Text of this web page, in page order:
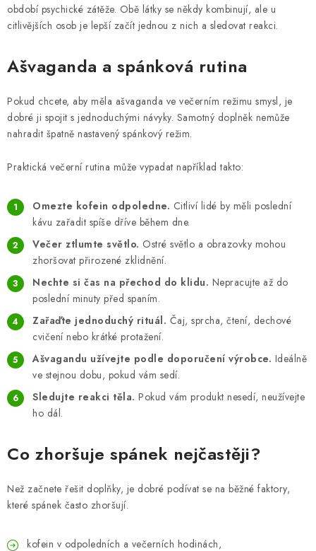
období psychické zátěže. Obě látky se někdy kombinují, ale u
citlivějších osob je lepší začít jednou z nich a sledovat reakci.
Ašvaganda a spánková rutina
Pokud chcete, aby měla ašvaganda ve večerním režimu smysl, je
dobré ji spojit s jednoduchými návyky. Samotný doplněk nemůže
nahradit špatně nastavený spánkový režim.
Praktická večerní rutina může vypadat například takto:
Omezte kofein odpoledne. Citliví lidé by měli poslední
kávu zařadit spíše dříve během dne.
Večer ztlumte světlo. Ostré světlo a obrazovky mohou
zhoršovat přirozené zklidnění.
Nechte si čas na přechod do klidu. Nepracujte až do
poslední minuty před spaním.
Zařaďte jednoduchý rituál. Čaj, sprcha, čtení, dechové
cvičení nebo krátké protažení.
Ašvagandu užívejte podle doporučení výrobce. Ideálně
ve stejnou dobu, pokud vám sedí.
Sledujte reakci těla. Pokud vám produkt nesedí, neužívejte
ho dál.
Co zhoršuje spánek nejčastěji?
Než začnete řešit doplňky, je dobré podívat se na běžné faktory,
které spánek často zhoršují.
kofein v odpoledních a večerních hodinách,